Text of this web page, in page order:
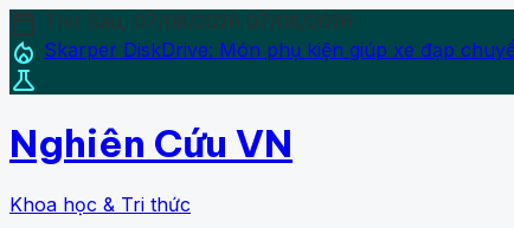
calendar_today Thứ Sáu, 07/08/2026 07/08/2026
local_fire_department Skarper DiskDrive: Món phụ kiện giúp xe đạp
science
Nghiên Cứu VN
Khoa học & Tri thức